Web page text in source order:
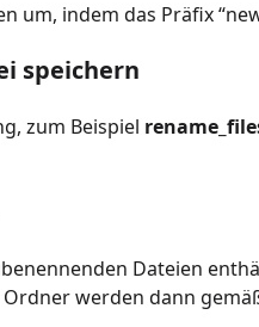
um, indem das Präfix
speichern
zum Beispiel
Dateien
werden dann